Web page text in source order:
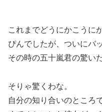
これまでどうにかこうに
ぴんでしたが、ついにバ
その時の五十嵐君の驚い
そりゃ驚くわな。
自分の知り合いのところ